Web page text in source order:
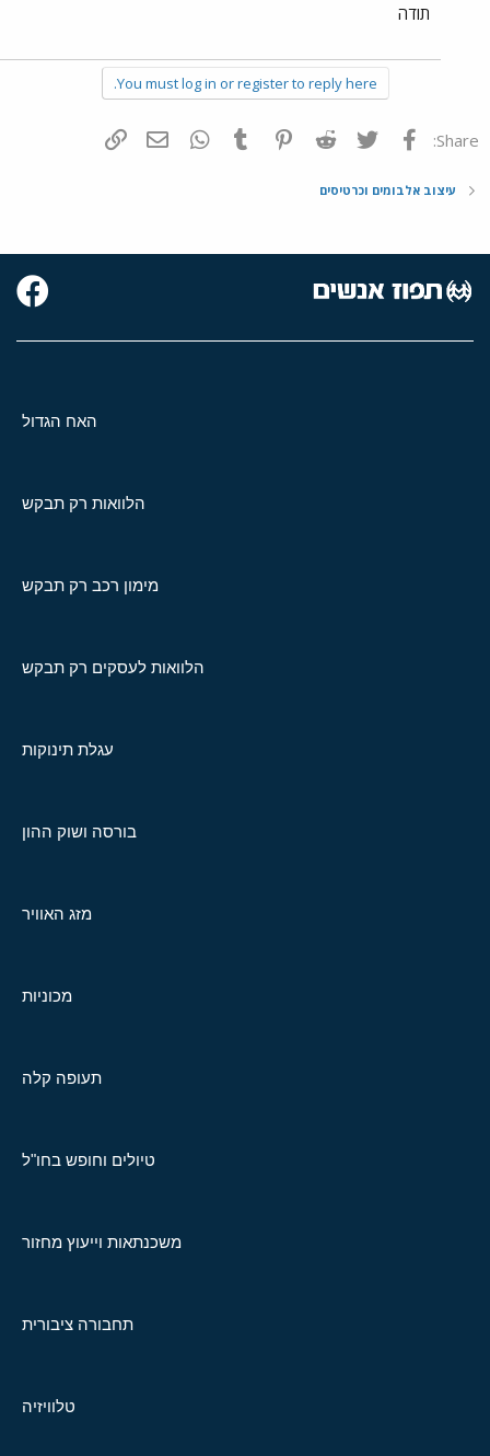
תודה
You must log in or register to reply here.
Share: פייסבוק Twitter
Reddit
Pinterest
Tumblr
WhatsAppדואר אלקטרוני
עיצוב אלבומים וכרטיסים
האח הגדול
הלוואות רק תבקש
מימון רכב רק תבקש
הלוואות לעסקים רק תבקש
עגלת תינוקות
בורסה ושוק ההון
מזג האוויר
מכוניות
תעופה קלה
טיולים וחופש בחו"ל
משכנתאות וייעוץ מחזור
תחבורה ציבורית
טלוויזיה